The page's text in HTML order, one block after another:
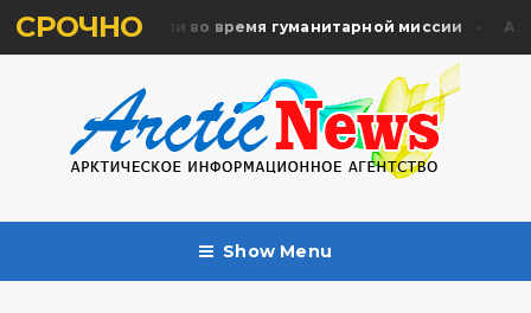
СРОЧНО
жертв почтили во время гуманитарной миссии
Show Menu